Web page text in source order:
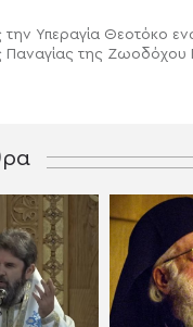
Υπεραγία Θεοτόκο
Παναγίας της